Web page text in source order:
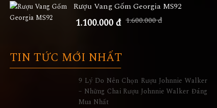
Rượu Vang Gốm Georgia MS92
1.100.000 đ 1.600.000 đ
TIN TỨC MỚI NHẤT
9 Lý Do Nên Chọn Rượu Johnnie Walker
– Những Chai Rượu Johnnie Walker Đáng
Mua Nhất